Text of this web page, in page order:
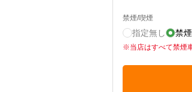
禁煙/喫煙
指定無し 禁煙
※当店はすべて禁煙